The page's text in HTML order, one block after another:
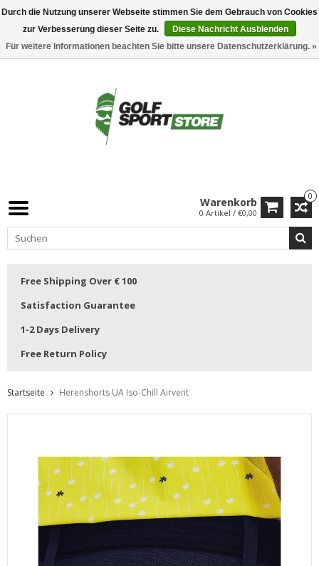
0
Warenkorb
0 Artikel / €0,00
Free Shipping Over € 100
Satisfaction Guarantee
1-2 Days Delivery
Free Return Policy
Startseite Herenshorts UA Iso-Chill Airvent
Durch die Nutzung unserer Webseite stimmen Sie dem Gebrauch von Cookies
zur Verbesserung dieser Seite zu.
Diese Nachricht Ausblenden
Für weitere Informationen beachten Sie bitte unsere Datenschutzerklärung. »